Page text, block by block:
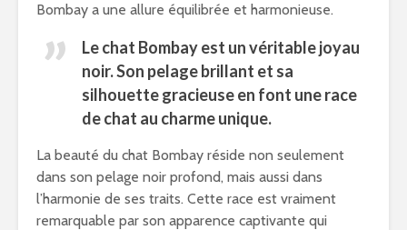
Bombay a une allure équilibrée et harmonieuse.
Le chat Bombay est un véritable joyau
noir. Son pelage brillant et sa
silhouette gracieuse en font une race
de chat au charme unique.
La beauté du chat Bombay réside non seulement
dans son pelage noir profond, mais aussi dans
l’harmonie de ses traits. Cette race est vraiment
remarquable par son apparence captivante qui